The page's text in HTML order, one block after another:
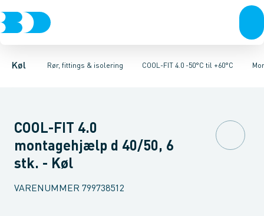
Køl Rør, fittings & isolering
KompressorerKondenseringsaggregaterFordampere
COOL-FIT 4.0 -50°C til +60°C
Kølekobberrør, fittings & tilbehørCOOL-FIT 2.0 0°C til +60°C
Rør 4.0 Bøjninger 90gr. 4.0Bøjninger 45gr. 4.0Vinkler 90gr. 4.0
COOL-FIT 4.0
montagehjælp d 40/50, 6
stk. - Køl
VARENUMMER 799738512